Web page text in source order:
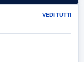
VEDI TUTTI